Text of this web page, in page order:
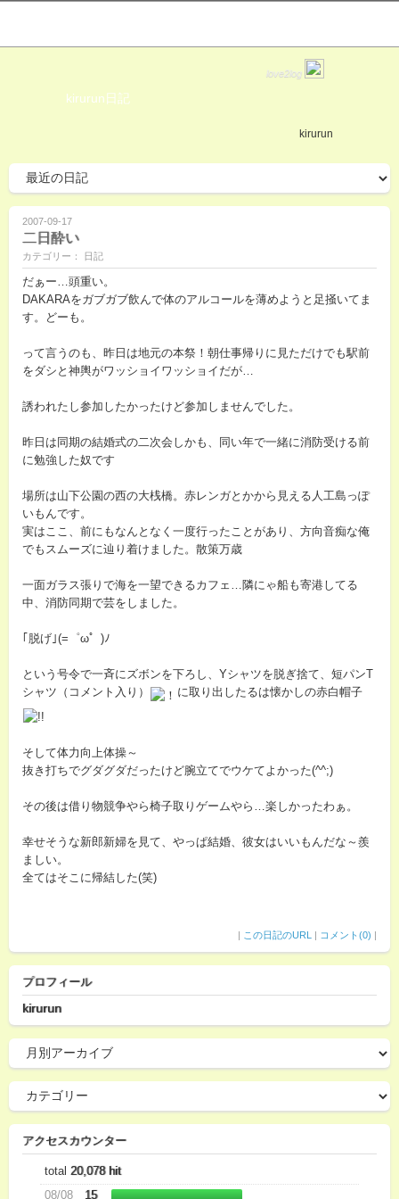
love2log
kirurun日記
kirurun
2007-09-17
二日酔い
カテゴリー： 日記
だぁー…頭重い。
DAKARAをガブガブ飲んで体のアルコールを薄めようと足掻いてま
す。どーも。
って言うのも、昨日は地元の本祭！朝仕事帰りに見ただけでも駅前
をダシと神輿がワッショイワッショイだが…
誘われたし参加したかったけど参加しませんでした。
昨日は同期の結婚式の二次会しかも、同い年で一緒に消防受ける前
に勉強した奴です
場所は山下公園の西の大桟橋。赤レンガとかから見える人工島っぽ
いもんです。
実はここ、前にもなんとなく一度行ったことがあり、方向音痴な俺
でもスムーズに辿り着けました。散策万歳
一面ガラス張りで海を一望できるカフェ…隣にゃ船も寄港してる
中、消防同期で芸をしました。
｢脱げ｣(=゜ω゜)ﾉ
という号令で一斉にズボンを下ろし、Yシャツを脱ぎ捨て、短パンT
シャツ（コメント入り）
に取り出したるは懐かしの赤白帽子
そして体力向上体操～
抜き打ちでグダグダだったけど腕立てでウケてよかった(^^;)
その後は借り物競争やら椅子取りゲームやら…楽しかったわぁ。
幸せそうな新郎新婦を見て、やっぱ結婚、彼女はいいもんだな～羨
ましい。
全てはそこに帰結した(笑)
| この日記のURL | コメント(0) |
プロフィール
kirurun
アクセスカウンター
total 20,078 hit
08/08
15